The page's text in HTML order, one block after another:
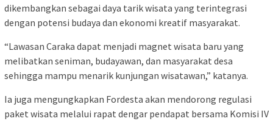
dikembangkan sebagai daya tarik wisata yang terintegrasi
dengan potensi budaya dan ekonomi kreatif masyarakat.
“Lawasan Caraka dapat menjadi magnet wisata baru yang
melibatkan seniman, budayawan, dan masyarakat desa
sehingga mampu menarik kunjungan wisatawan,” katanya.
Ia juga mengungkapkan Fordesta akan mendorong regulasi
paket wisata melalui rapat dengar pendapat bersama Komisi IV